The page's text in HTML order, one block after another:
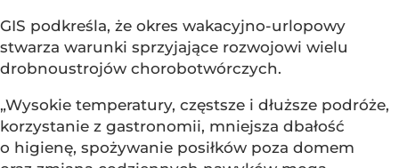
GIS podkreśla, że okres wakacyjno-urlopowy
stwarza warunki sprzyjające rozwojowi wielu
drobnoustrojów chorobotwórczych.
„Wysokie temperatury, częstsze i dłuższe podróże,
korzystanie z gastronomii, mniejsza dbałość
o higienę, spożywanie posiłków poza domem